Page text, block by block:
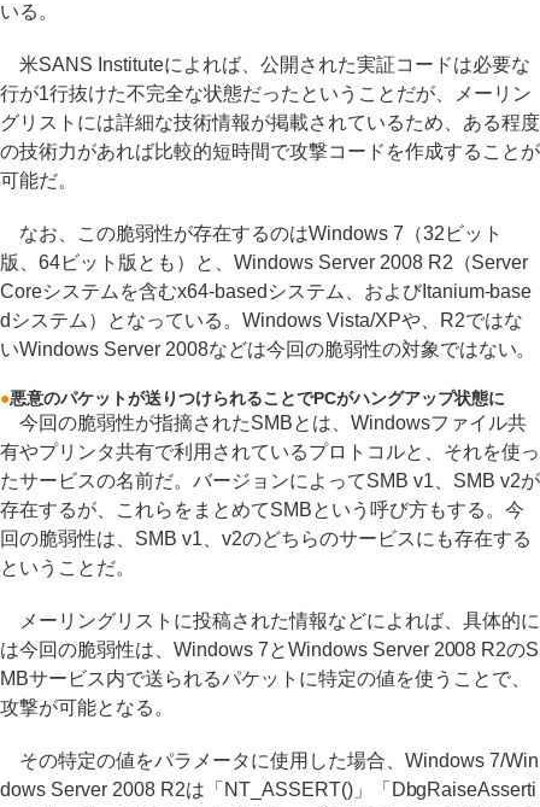
いる。
米SANS Instituteによれば、公開された実証コードは必要な
行が1行抜けた不完全な状態だったということだが、メーリン
グリストには詳細な技術情報が掲載されているため、ある程度
の技術力があれば比較的短時間で攻撃コードを作成することが
可能だ。
なお、この脆弱性が存在するのはWindows 7（32ビット
版、64ビット版とも）と、Windows Server 2008 R2（Server
Coreシステムを含むx64-basedシステム、およびItanium-base
dシステム）となっている。Windows Vista/XPや、R2ではな
いWindows Server 2008などは今回の脆弱性の対象ではない。
●悪意のパケットが送りつけられることでPCがハングアップ状態に
今回の脆弱性が指摘されたSMBとは、Windowsファイル共
有やプリンタ共有で利用されているプロトコルと、それを使っ
たサービスの名前だ。バージョンによってSMB v1、SMB v2が
存在するが、これらをまとめてSMBという呼び方もする。今
回の脆弱性は、SMB v1、v2のどちらのサービスにも存在する
ということだ。
メーリングリストに投稿された情報などによれば、具体的に
は今回の脆弱性は、Windows 7とWindows Server 2008 R2のS
MBサービス内で送られるパケットに特定の値を使うことで、
攻撃が可能となる。
その特定の値をパラメータに使用した場合、Windows 7/Win
dows Server 2008 R2は「NT_ASSERT()」「DbgRaiseAsserti